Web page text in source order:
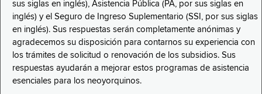
sus siglas en inglés), Asistencia Pública (PA, por sus siglas en
inglés) y el Seguro de Ingreso Suplementario (SSI, por sus siglas
en inglés). Sus respuestas serán completamente anónimas y
agradecemos su disposición para contarnos su experiencia con
los trámites de solicitud o renovación de los subsidios. Sus
respuestas ayudarán a mejorar estos programas de asistencia
esenciales para los neoyorquinos.